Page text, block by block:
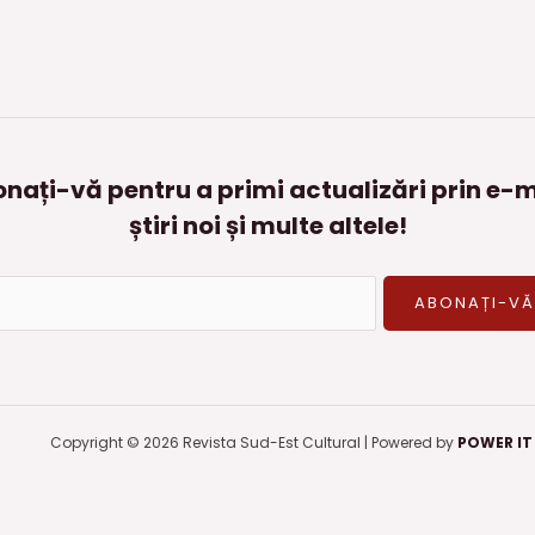
vă pentru a primi actualizări prin e-
știri noi și multe altele!
Copyright © 2026 Revista Sud-Est Cultural | Powered by POWER IT